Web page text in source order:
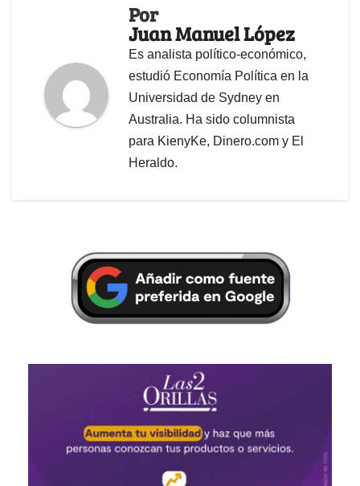
Por
Juan Manuel López
Es analista político-económico,
estudió Economía Política en la
Universidad de Sydney en
Australia. Ha sido columnista
para KienyKe, Dinero.com y El
Heraldo.